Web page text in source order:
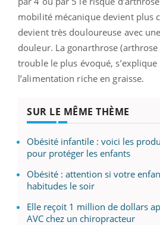
mobilité mécanique devient plus
devient très douloureuse avec
douleur. La gonarthrose
trouble le plus évoqué,
l’alimentation riche en graisse.
SUR LE MÊME THÈME
Obésité infantile : voici les
pour protéger les enfants
Obésité : attention si votre
habitudes le soir
Elle reçoit 1 million de dollars
AVC chez un chiropracteur